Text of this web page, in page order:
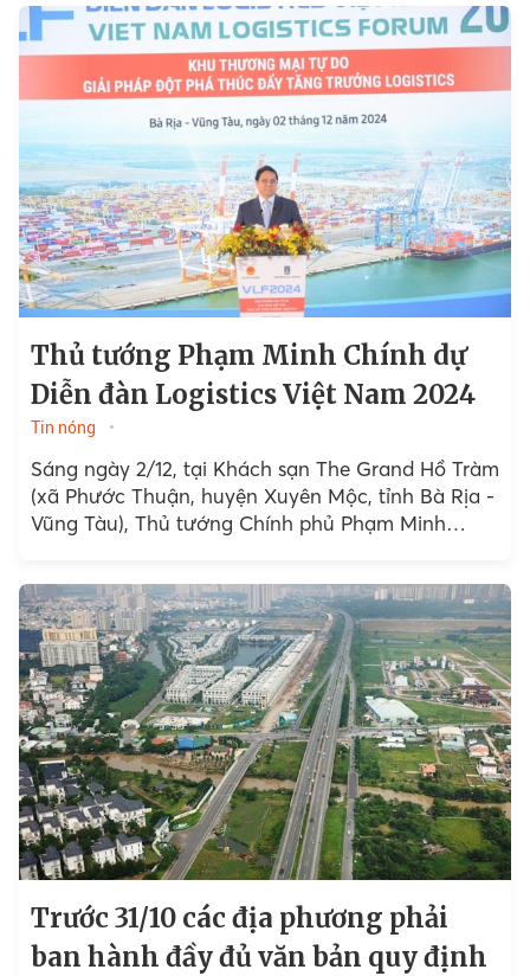
Thủ tướng Phạm Minh Chính dự
Diễn đàn Logistics Việt Nam 2024
Tin nóng
Sáng ngày 2/12, tại Khách sạn The Grand Hồ Tràm
(xã Phước Thuận, huyện Xuyên Mộc, tỉnh Bà Rịa -
Vũng Tàu), Thủ tướng Chính phủ Phạm Minh
Trước 31/10 các địa phương phải
ban hành đầy đủ văn bản quy định